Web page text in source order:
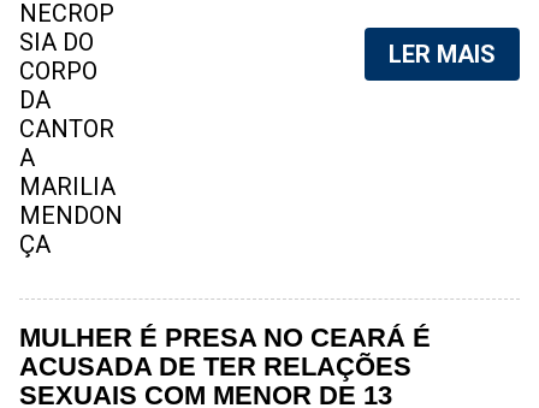
foram vazadas na internet. A
divulgação de fotos do corpo de
vendendo as fotos. Cada foto, no
valor de R$20 (Vinte reais). A
assessoria da família de Marília
Mendonça, se pronunciou sobre o
LER MAIS
MULHER É PRESA NO CEARÁ É
ACUSADA DE TER RELAÇÕES
SEXUAIS COM MENOR DE 13